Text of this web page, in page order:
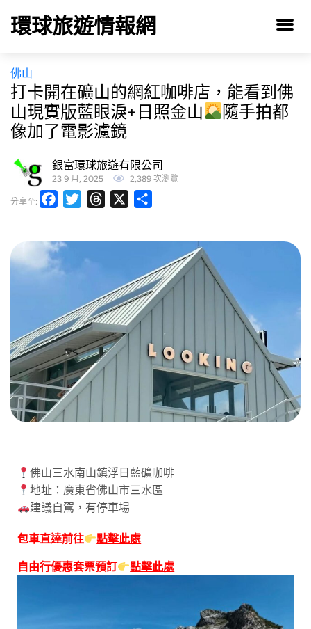
環球旅遊情報網
佛山
打卡開在礦山的網紅咖啡店，能看到佛
山現實版藍眼淚+日照金山
隨手拍都
像加了電影濾鏡
銀富環球旅遊有限公司
23 9 月, 2025 2,389 次瀏覽
分享至: FacebookTwitterThreads
佛山三水南山鎮浮日藍礦咖啡
地址：廣東省佛山市三水區
建議自駕，有停車場
包車直達前往 點擊此處
自由行優惠套票預訂 點擊此處